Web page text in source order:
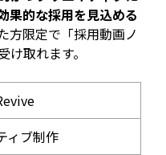
果的な採用を見込める
方限定で「採用動画ノ
取れます。
ィブ制作